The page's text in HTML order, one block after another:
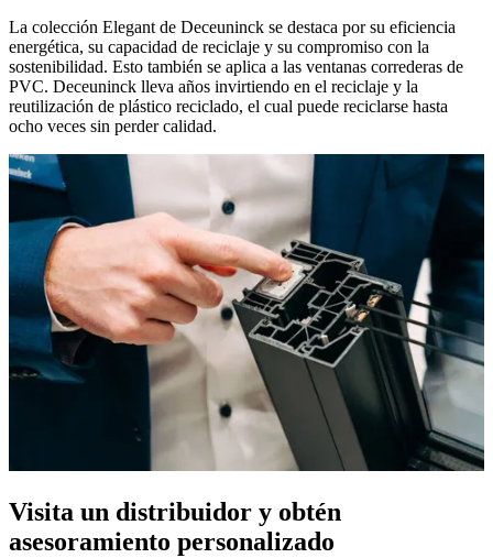
La colección Elegant de Deceuninck se destaca por su eficiencia
energética, su capacidad de reciclaje y su compromiso con la
sostenibilidad. Esto también se aplica a las ventanas correderas de
PVC. Deceuninck lleva años invirtiendo en el reciclaje y la
reutilización de plástico reciclado, el cual puede reciclarse hasta
ocho veces sin perder calidad.
Visita un distribuidor y obtén
asesoramiento personalizado